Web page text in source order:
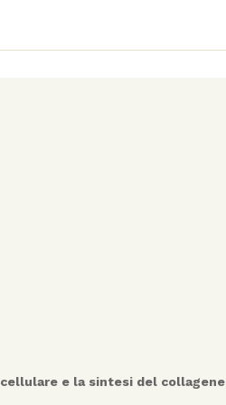
cellulare e la sintesi del collagene